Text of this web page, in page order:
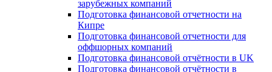
зарубежных компаний
Подготовка финансовой отчетности на
Кипре
Подготовка финансовой отчетности для
оффшорных компаний
Подготовка финансовой отчётности в UK
Подготовка финансовой отчётности в